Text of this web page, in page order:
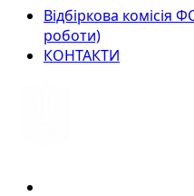
Відбіркова комісія
роботи)
КОНТАКТИ